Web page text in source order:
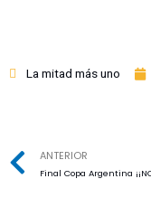
La mitad más uno
ANTERIOR